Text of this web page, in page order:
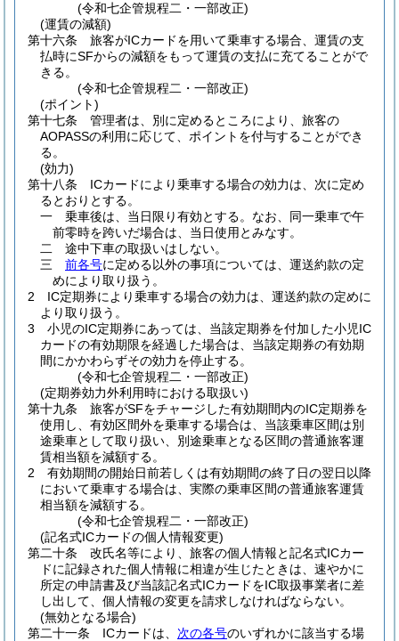
(令和七企管規程二・一部改正)
(運賃の減額)
第十六条
旅客がICカードを用いて乗車する場合、運賃の支
払時にSFからの減額をもって運賃の支払に充てることがで
きる。
(令和七企管規程二・一部改正)
(ポイント)
第十七条
管理者は、別に定めるところにより、旅客の
AOPASSの利用に応じて、ポイントを付与することができ
る。
(効力)
第十八条
ICカードにより乗車する場合の効力は、次に定め
るとおりとする。
一
乗車後は、当日限り有効とする。 なお、同一乗車で午
前零時を跨いだ場合は、当日使用とみなす。
二
途中下車の取扱いはしない。
三
前各号に定める以外の事項については、運送約款の定
めにより取り扱う。
2
IC定期券により乗車する場合の効力は、運送約款の定めに
より取り扱う。
3
小児のIC定期券にあっては、当該定期券を付加した小児IC
カードの有効期限を経過した場合は、当該定期券の有効期
間にかかわらずその効力を停止する。
(令和七企管規程二・一部改正)
(定期券効力外利用時における取扱い)
第十九条
旅客がSFをチャージした有効期間内のIC定期券を
使用し、有効区間外を乗車する場合は、当該乗車区間は別
途乗車として取り扱い、別途乗車となる区間の普通旅客運
賃相当額を減額する。
2
有効期間の開始日前若しくは有効期間の終了日の翌日以降
において乗車する場合は、実際の乗車区間の普通旅客運賃
相当額を減額する。
(令和七企管規程二・一部改正)
(記名式ICカードの個人情報変更)
第二十条
改氏名等により、旅客の個人情報と記名式ICカー
ドに記録された個人情報に相違が生じたときは、速やかに
所定の申請書及び当該記名式ICカードをIC取扱事業者に差
し出して、個人情報の変更を請求しなければならない。
(無効となる場合)
第二十一条
ICカードは、 次の各号のいずれかに該当する場